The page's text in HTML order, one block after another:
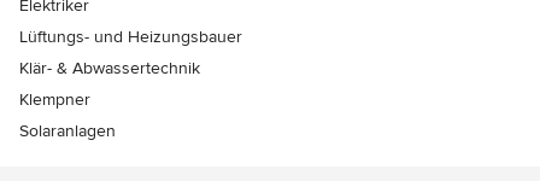
Elektriker
Lüftungs- und Heizungsbauer
Klär- & Abwassertechnik
Klempner
Solaranlagen